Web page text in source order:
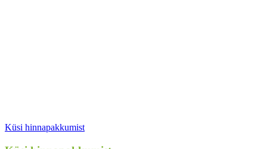
Küsi hinnapakkumist